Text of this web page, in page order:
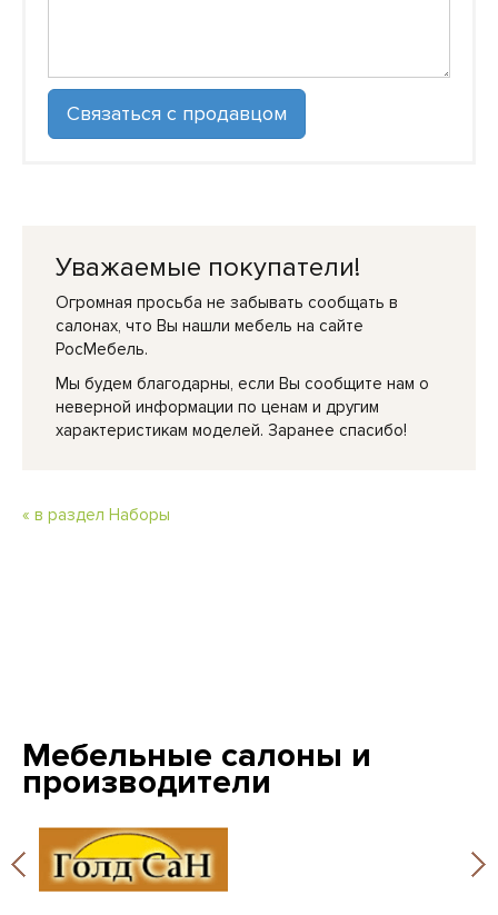
Уважаемые покупатели!
Огромная просьба не забывать сообщать в
салонах, что Вы нашли мебель на сайте
РосМебель.
Мы будем благодарны, если Вы сообщите нам о
неверной информации по ценам и другим
характеристикам моделей. Заранее спасибо!
« в раздел Наборы
Мебельные салоны и
производители